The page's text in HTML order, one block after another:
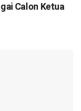
Calon Ketua